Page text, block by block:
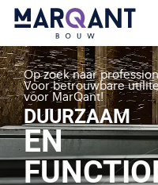
Op zoek naar
Voor betrouwbare
voor MarQant!
DUURZAAM
EN